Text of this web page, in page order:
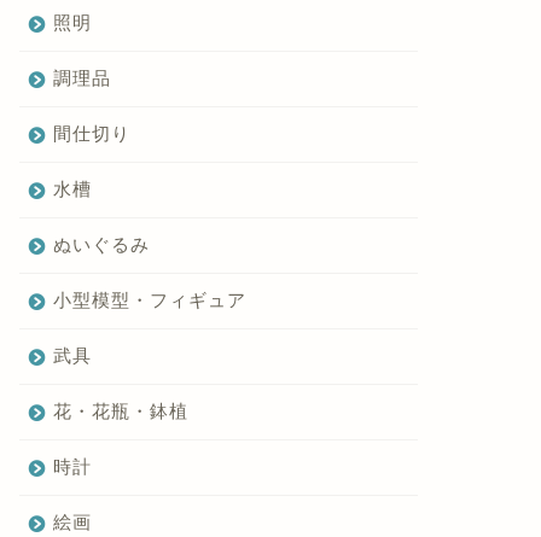
照明
調理品
間仕切り
水槽
ぬいぐるみ
小型模型・フィギュア
武具
花・花瓶・鉢植
時計
絵画